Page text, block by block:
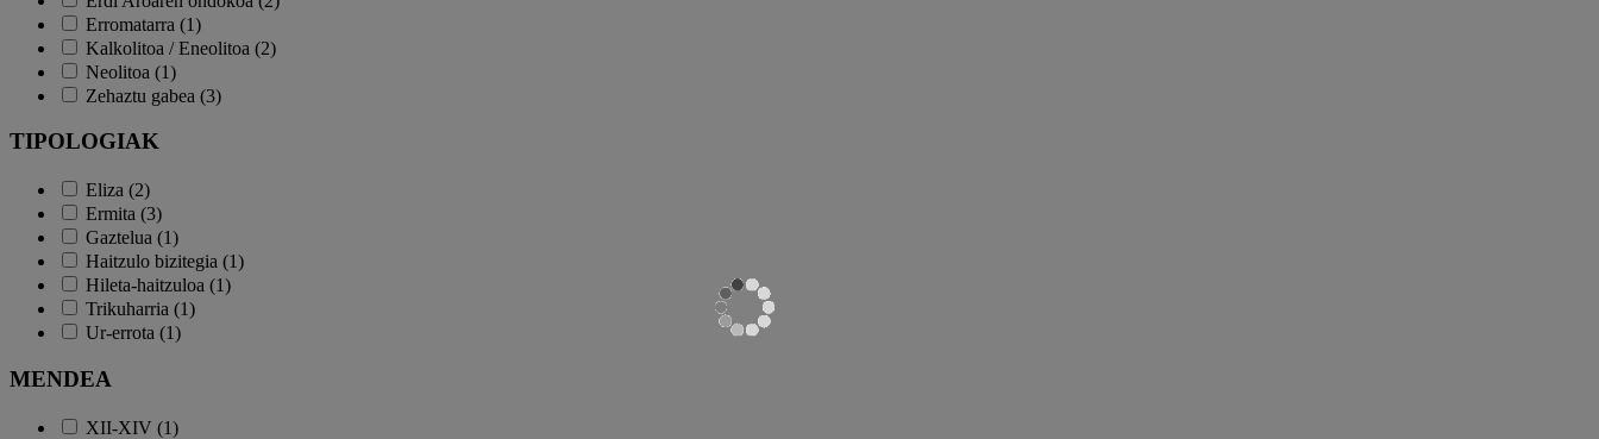
Erromatarra (1)
Kalkolitoa / Eneolitoa (2)
Neolitoa (1)
Zehaztu gabea (3)
TIPOLOGIAK
Eliza (2)
Ermita (3)
Gaztelua (1)
Haitzulo bizitegia (1)
Hileta-haitzuloa (1)
Trikuharria (1)
Ur-errota (1)
MENDEA
XII-XIV (1)